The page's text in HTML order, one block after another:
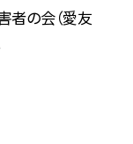
者の会（愛友